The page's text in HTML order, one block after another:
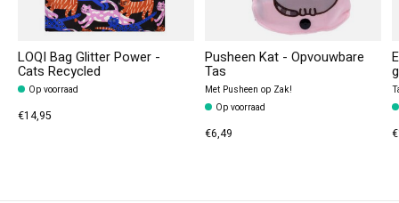
LOQI Bag Glitter Power -
Cats Recycled
Op voorraad
€14,95
Pusheen Kat - Opvouwbare
Tas
Met Pusheen op Zak!
Op voorraad
€6,49